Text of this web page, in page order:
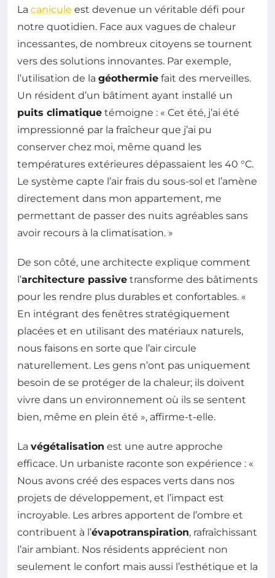
La canicule est devenue un véritable défi pour
notre quotidien. Face aux vagues de chaleur
incessantes, de nombreux citoyens se tournent
vers des solutions innovantes. Par exemple,
l’utilisation de la géothermie fait des merveilles.
Un résident d’un bâtiment ayant installé un
puits climatique témoigne : « Cet été, j’ai été
impressionné par la fraîcheur que j’ai pu
conserver chez moi, même quand les
températures extérieures dépassaient les 40 °C.
Le système capte l’air frais du sous-sol et l’amène
directement dans mon appartement, me
permettant de passer des nuits agréables sans
avoir recours à la climatisation. »
De son côté, une architecte explique comment
l’architecture passive transforme des bâtiments
pour les rendre plus durables et confortables. «
En intégrant des fenêtres stratégiquement
placées et en utilisant des matériaux naturels,
nous faisons en sorte que l’air circule
naturellement. Les gens n’ont pas uniquement
besoin de se protéger de la chaleur; ils doivent
vivre dans un environnement où ils se sentent
bien, même en plein été », affirme-t-elle.
La végétalisation est une autre approche
efficace. Un urbaniste raconte son expérience : «
Nous avons créé des espaces verts dans nos
projets de développement, et l’impact est
incroyable. Les arbres apportent de l’ombre et
contribuent à l’évapotranspiration, rafraîchissant
l’air ambiant. Nos résidents apprécient non
seulement le confort mais aussi l’esthétique et la